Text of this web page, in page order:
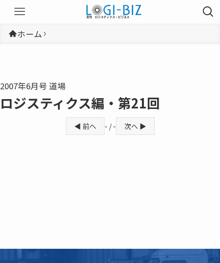
ホーム
2007年6月号 道場
ロジスティクス編・第21回
◀ 前へ - / - 次へ ▶